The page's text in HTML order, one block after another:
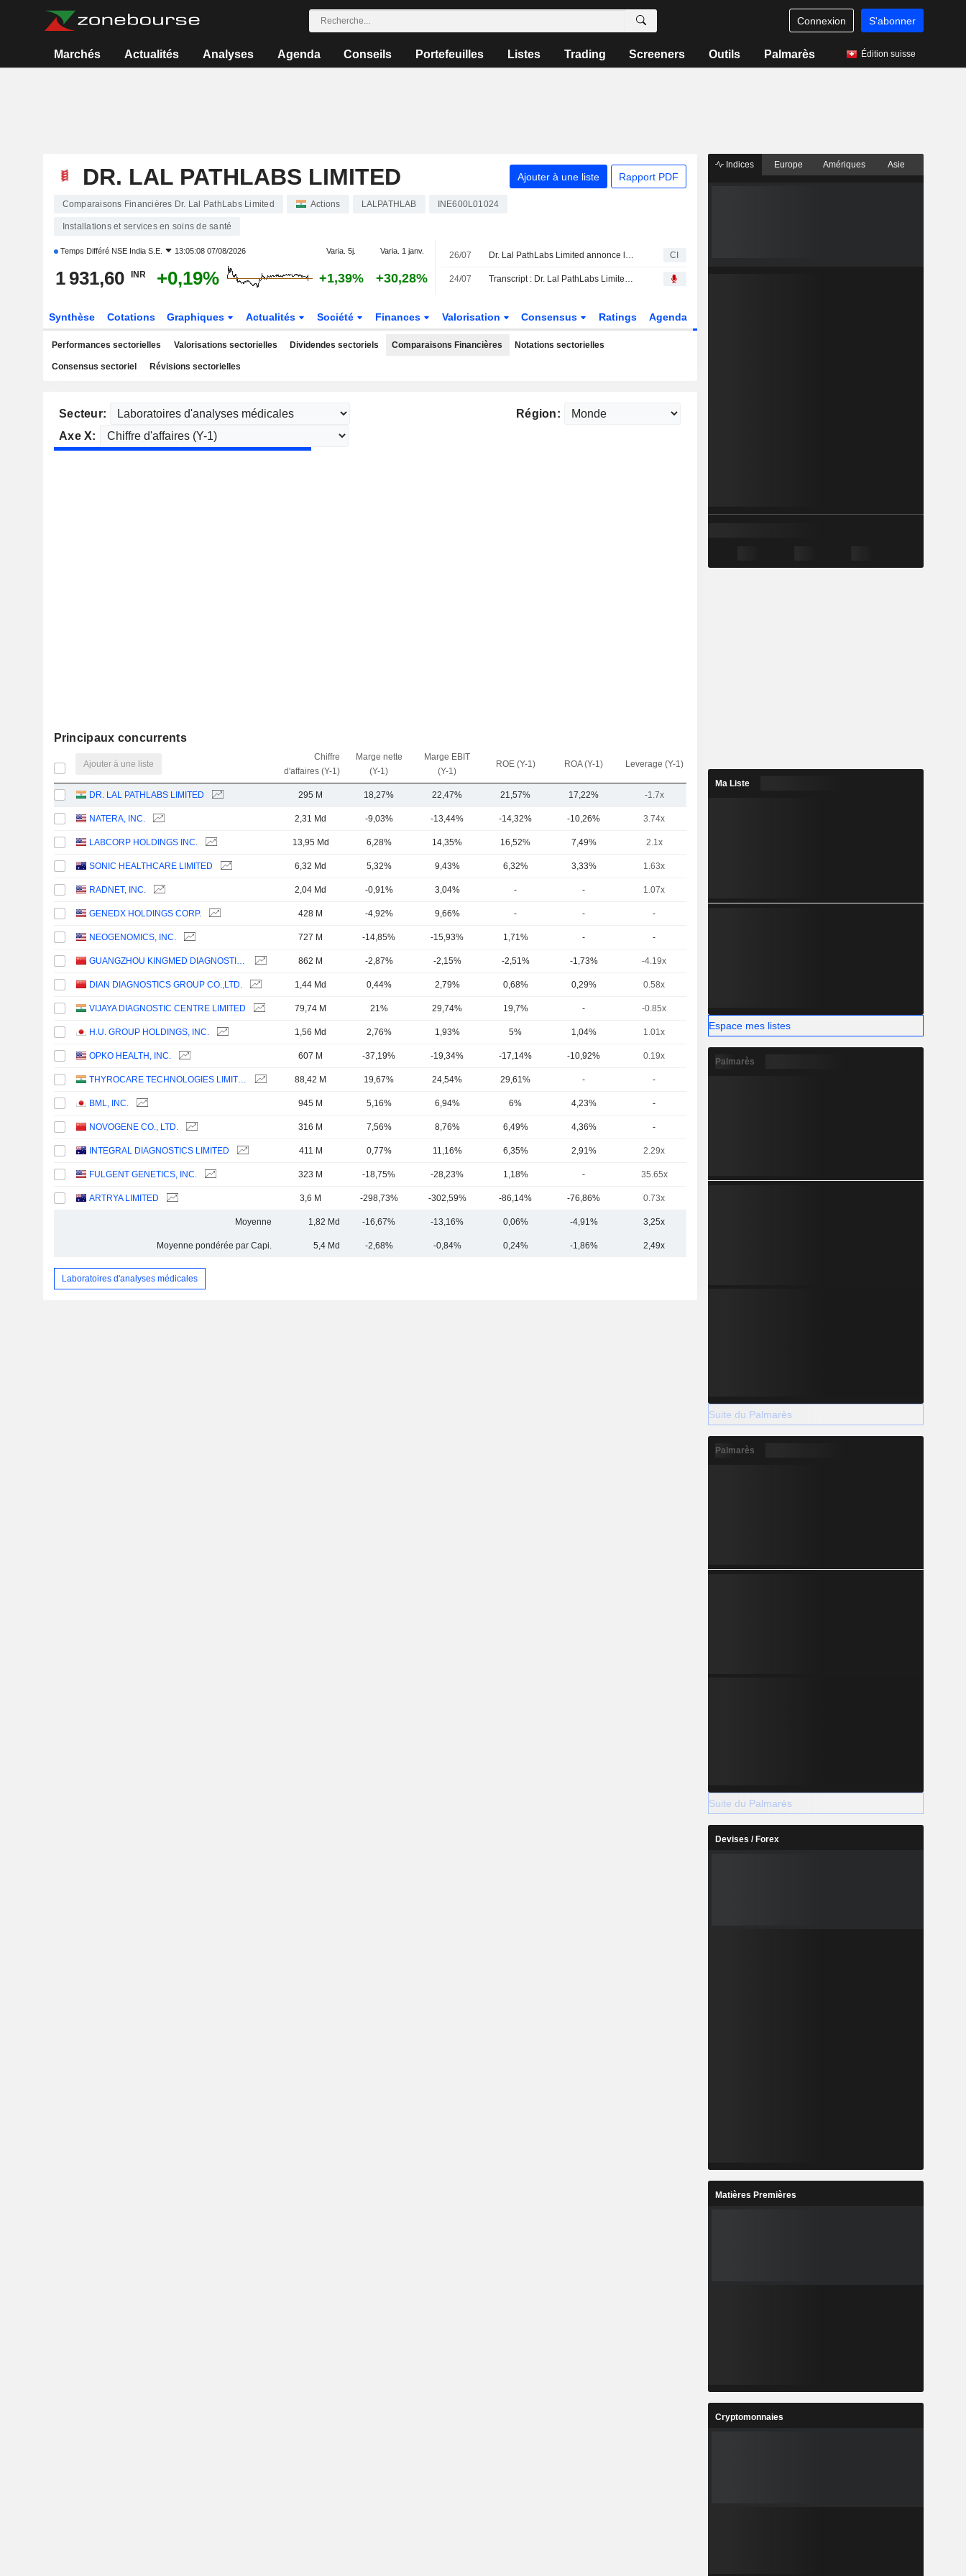
Connexion S'abonner
Marchés Actualités Analyses Agenda Conseils Portefeuilles Listes Trading Screeners Outils Palmarès Édition suisse
DR. LAL PATHLABS LIMITED Ajouter à une liste Rapport PDF
Comparaisons Financières Dr. Lal PathLabs Limited Actions LALPATHLAB INE600L01024
Installations et services en soins de santé
Temps Différé NSE India S.E. 13:05:08 07/08/2026 Varia. 5j. Varia. 1 janv.
1 931,60 INR +0,19% +1,39% +30,28%
26/07 Dr. Lal PathLabs Limited annonce le départ de Gurinder Singh Kalra de son poste de administrateur indépendant, effectif au 26 juillet 2026 CI
24/07 Transcript : Dr. Lal PathLabs Limited, Q1 2027 Earnings Call, Jul 24, 2026
Synthèse Cotations Graphiques Actualités Société Finances Valorisation Consensus Ratings Agenda
Performances sectorielles Valorisations sectorielles Dividendes sectoriels Comparaisons Financières Notations sectorielles
Consensus sectoriel Révisions sectorielles
Secteur:
Région:
Axe X:
Principaux concurrents
Ajouter à une liste
Chiffre
d'affaires (Y-1)
Marge nette
(Y-1)
Marge EBIT
(Y-1)
ROE (Y-1) ROA (Y-1) Leverage (Y-1)
DR. LAL PATHLABS LIMITED 295 M 18,27% 22,47% 21,57% 17,22% -1.7x
NATERA, INC. 2,31 Md -9,03% -13,44% -14,32% -10,26% 3.74x
LABCORP HOLDINGS INC. 13,95 Md 6,28% 14,35% 16,52% 7,49% 2.1x
SONIC HEALTHCARE LIMITED 6,32 Md 5,32% 9,43% 6,32% 3,33% 1.63x
RADNET, INC. 2,04 Md -0,91% 3,04% - - 1.07x
GENEDX HOLDINGS CORP. 428 M -4,92% 9,66% - - -
NEOGENOMICS, INC. 727 M -14,85% -15,93% 1,71% - -
GUANGZHOU KINGMED DIAGNOSTICS GROUP CO., LTD. 862 M -2,87% -2,15% -2,51% -1,73% -4.19x
DIAN DIAGNOSTICS GROUP CO.,LTD. 1,44 Md 0,44% 2,79% 0,68% 0,29% 0.58x
VIJAYA DIAGNOSTIC CENTRE LIMITED 79,74 M 21% 29,74% 19,7% - -0.85x
H.U. GROUP HOLDINGS, INC. 1,56 Md 2,76% 1,93% 5% 1,04% 1.01x
OPKO HEALTH, INC. 607 M -37,19% -19,34% -17,14% -10,92% 0.19x
THYROCARE TECHNOLOGIES LIMITED 88,42 M 19,67% 24,54% 29,61% - -
BML, INC. 945 M 5,16% 6,94% 6% 4,23% -
NOVOGENE CO., LTD. 316 M 7,56% 8,76% 6,49% 4,36% -
INTEGRAL DIAGNOSTICS LIMITED 411 M 0,77% 11,16% 6,35% 2,91% 2.29x
FULGENT GENETICS, INC. 323 M -18,75% -28,23% 1,18% - 35.65x
ARTRYA LIMITED 3,6 M -298,73% -302,59% -86,14% -76,86% 0.73x
Moyenne 1,82 Md -16,67% -13,16% 0,06% -4,91% 3,25x
Moyenne pondérée par Capi. 5,4 Md -2,68% -0,84% 0,24% -1,86% 2,49x
Laboratoires d'analyses médicales
Indices Europe Amériques Asie
Ma Liste
Espace mes listes
Palmarès
Suite du Palmarès
Palmarès
Suite du Palmarès
Devises / Forex
Matières Premières
Cryptomonnaies